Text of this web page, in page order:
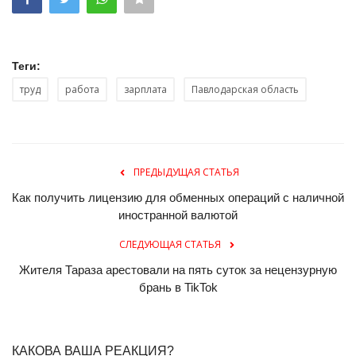
Теги:
труд работа зарплата Павлодарская область
ПРЕДЫДУЩАЯ СТАТЬЯ
Как получить лицензию для обменных операций с наличной
иностранной валютой
СЛЕДУЮЩАЯ СТАТЬЯ
Жителя Тараза арестовали на пять суток за нецензурную
брань в TikTok
КАКОВА ВАША РЕАКЦИЯ?